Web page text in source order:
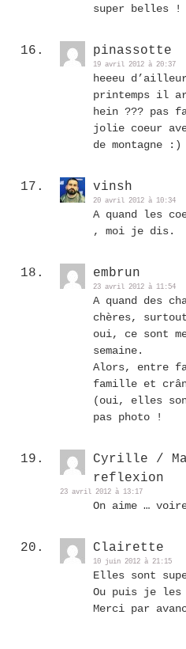
super belles !
pinassotte
19 avril 2012 à 20:37
heeeu
printemps il
hein ??? pas
jolie coeur
de montagne :)
vinsh
20 avril 2012 à 10:34
A quand les
, moi je dis.
embrun
23 avril 2012 à 11:54
A quand des
chères,
oui, ce sont
semaine.
Alors, entre
famille et
(oui, elles
pas photo !
Cyrille /
reflexion
23 avril 2012 à 13:17
On aime …
Clairette
10 juin 2012 à 21:15
Elles sont
Ou puis je les
Merci par